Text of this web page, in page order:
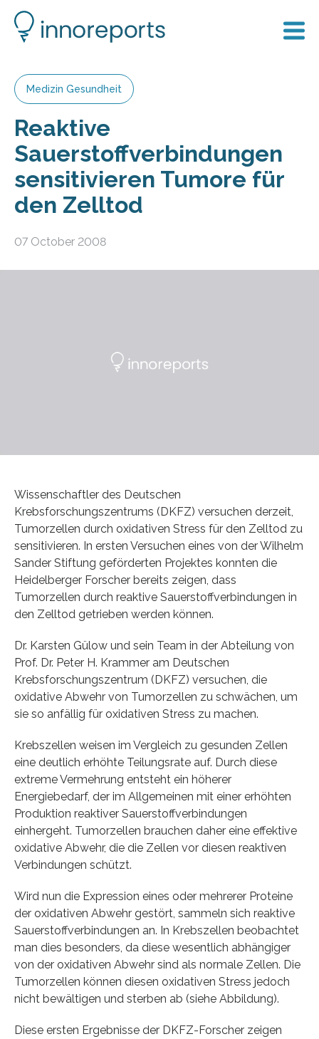
Medizin Gesundheit
Reaktive
Sauerstoffverbindungen
sensitivieren Tumore für
den Zelltod
07 October 2008
Wissenschaftler des Deutschen
Krebsforschungszentrums (DKFZ) versuchen derzeit,
Tumorzellen durch oxidativen Stress für den Zelltod zu
sensitivieren. In ersten Versuchen eines von der Wilhelm
Sander Stiftung geförderten Projektes konnten die
Heidelberger Forscher bereits zeigen, dass
Tumorzellen durch reaktive Sauerstoffverbindungen in
den Zelltod getrieben werden können.
Dr. Karsten Gülow und sein Team in der Abteilung von
Prof. Dr. Peter H. Krammer am Deutschen
Krebsforschungszentrum (DKFZ) versuchen, die
oxidative Abwehr von Tumorzellen zu schwächen, um
sie so anfällig für oxidativen Stress zu machen.
Krebszellen weisen im Vergleich zu gesunden Zellen
eine deutlich erhöhte Teilungsrate auf. Durch diese
extreme Vermehrung entsteht ein höherer
Energiebedarf, der im Allgemeinen mit einer erhöhten
Produktion reaktiver Sauerstoffverbindungen
einhergeht. Tumorzellen brauchen daher eine effektive
oxidative Abwehr, die die Zellen vor diesen reaktiven
Verbindungen schützt.
Wird nun die Expression eines oder mehrerer Proteine
der oxidativen Abwehr gestört, sammeln sich reaktive
Sauerstoffverbindungen an. In Krebszellen beobachtet
man dies besonders, da diese wesentlich abhängiger
von der oxidativen Abwehr sind als normale Zellen. Die
Tumorzellen können diesen oxidativen Stress jedoch
nicht bewältigen und sterben ab (siehe Abbildung).
Diese ersten Ergebnisse der DKFZ-Forscher zeigen